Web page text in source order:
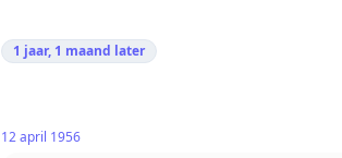
1 jaar, 1 maand later
12 april 1956